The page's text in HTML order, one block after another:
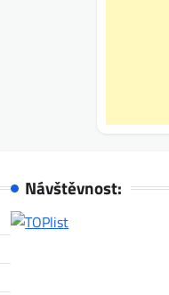
Návštěvnost: